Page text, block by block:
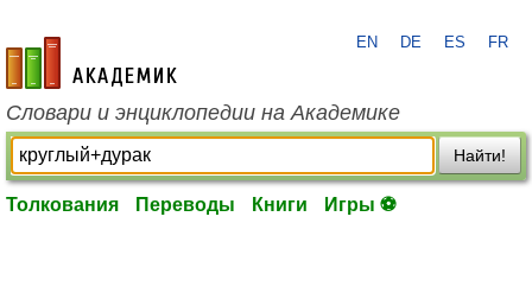
academic.ru
EN DE ES FR
Словари и энциклопедии на Академике
Найти!
Толкования Переводы Книги Игры ⚽